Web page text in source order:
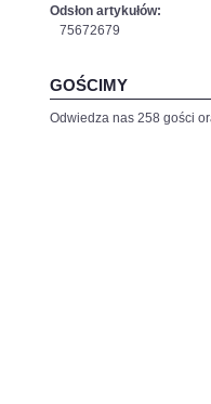
Odsłon artykułów:
75672679
GOŚCIMY
Odwiedza nas 258 gości